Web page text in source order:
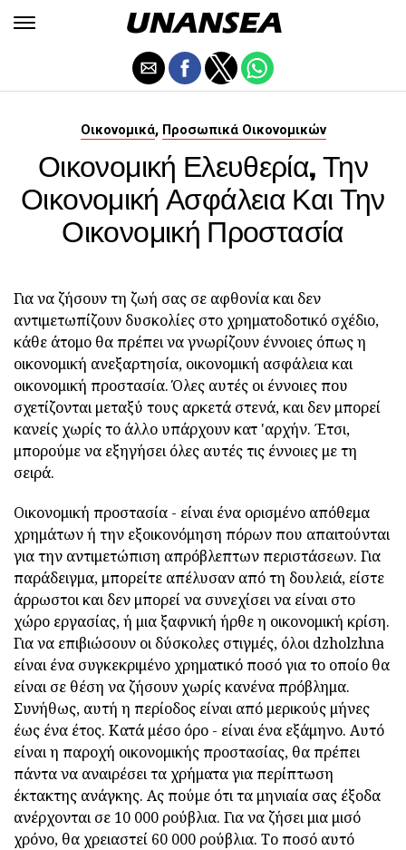
Οικονομικά, Προσωπικά Οικονομικών
Οικονομική Ελευθερία, Την
Οικονομική Ασφάλεια Και Την
Οικονομική Προστασία
Για να ζήσουν τη ζωή σας σε αφθονία και δεν
αντιμετωπίζουν δυσκολίες στο χρηματοδοτικό σχέδιο,
κάθε άτομο θα πρέπει να γνωρίζουν έννοιες όπως η
οικονομική ανεξαρτησία, οικονομική ασφάλεια και
οικονομική προστασία. Όλες αυτές οι έννοιες που
σχετίζονται μεταξύ τους αρκετά στενά, και δεν μπορεί
κανείς χωρίς το άλλο υπάρχουν κατ 'αρχήν. Έτσι,
μπορούμε να εξηγήσει όλες αυτές τις έννοιες με τη
σειρά.
Οικονομική προστασία - είναι ένα ορισμένο απόθεμα
χρημάτων ή την εξοικονόμηση πόρων που απαιτούνται
για την αντιμετώπιση απρόβλεπτων περιστάσεων. Για
παράδειγμα, μπορείτε απέλυσαν από τη δουλειά, είστε
άρρωστοι και δεν μπορεί να συνεχίσει να είναι στο
χώρο εργασίας, ή μια ξαφνική ήρθε η οικονομική κρίση.
Για να επιβιώσουν οι δύσκολες στιγμές, όλοι dzholzhna
είναι ένα συγκεκριμένο χρηματικό ποσό για το οποίο θα
είναι σε θέση να ζήσουν χωρίς κανένα πρόβλημα.
Συνήθως, αυτή η περίοδος είναι από μερικούς μήνες
έως ένα έτος. Κατά μέσο όρο - είναι ένα εξάμηνο. Αυτό
είναι η παροχή οικονομικής προστασίας, θα πρέπει
πάντα να αναιρέσει τα χρήματα για περίπτωση
έκτακτης ανάγκης. Ας πούμε ότι τα μηνιαία σας έξοδα
ανέρχονται σε 10 000 ρούβλια. Για να ζήσει μια μισό
χρόνο, θα χρειαστεί 60 000 ρούβλια. Το ποσό αυτό